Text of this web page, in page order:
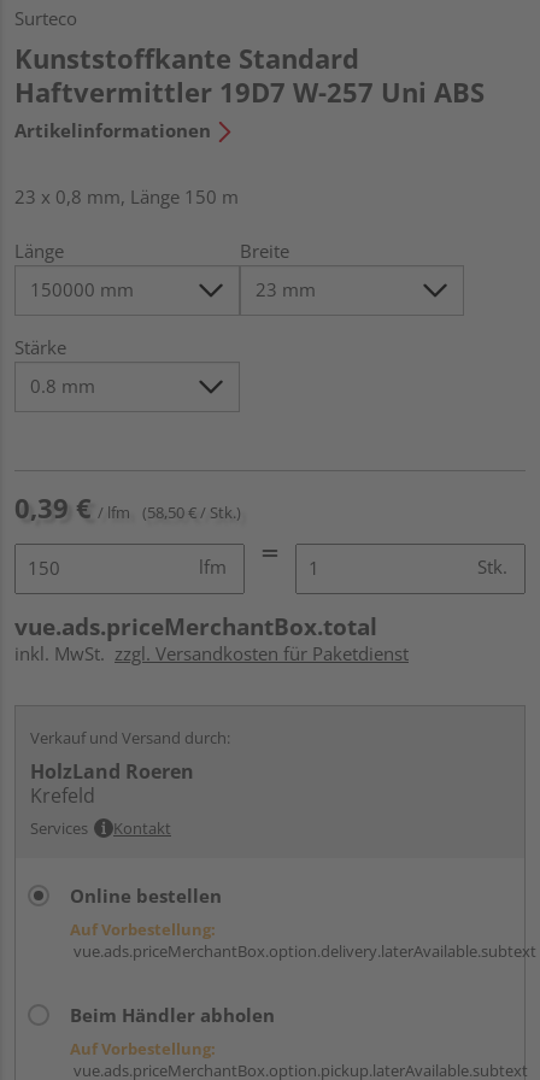
Surteco
Kunststoffkante Standard
Haftvermittler 19D7 W-257 Uni ABS
Artikelinformationen
23 x 0,8 mm, Länge 150 m
Länge Breite
Stärke
0,39 € / lfm (58,50 € / Stk.)
lfm Stk.
vue.ads.priceMerchantBox.total
inkl. MwSt. zzgl. Versandkosten für Paketdienst
Verkauf und Versand durch:
HolzLand Roeren
Krefeld
Services Kontakt
Online bestellen
Auf Vorbestellung:
vue.ads.priceMerchantBox.option.delivery.laterAvailable.subtext
Beim Händler abholen
Auf Vorbestellung:
vue.ads.priceMerchantBox.option.pickup.laterAvailable.subtext